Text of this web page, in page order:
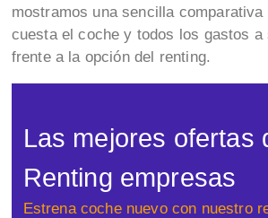
mostramos una sencilla comparativa
cuesta el coche y todos los gastos a
frente a la opción del renting.
Las mejores ofertas
Renting empresas
Estrena coche nuevo con nuestro